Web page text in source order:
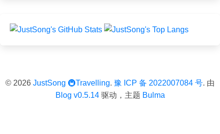
© 2026 JustSong 🚇Travelling. 豫 ICP 备 2022007084 号. 由
Blog v0.5.14驱动，主题 Bulma